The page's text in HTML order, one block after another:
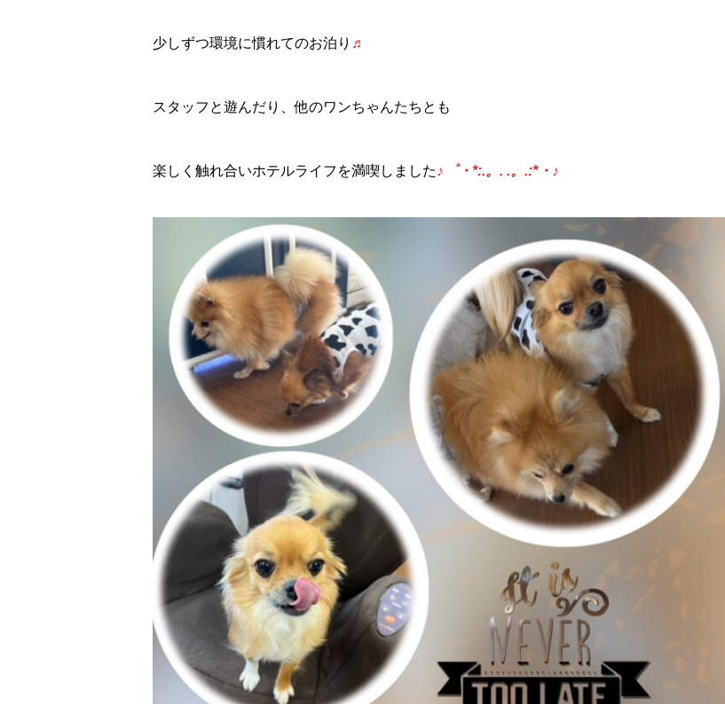
少しずつ環境に慣れてのお泊り ♬
スタッフと遊んだり、他のワンちゃんたちとも
楽しく触れ合いホテルライフを満喫しました♪゜・*:.。. .。.:*・♪